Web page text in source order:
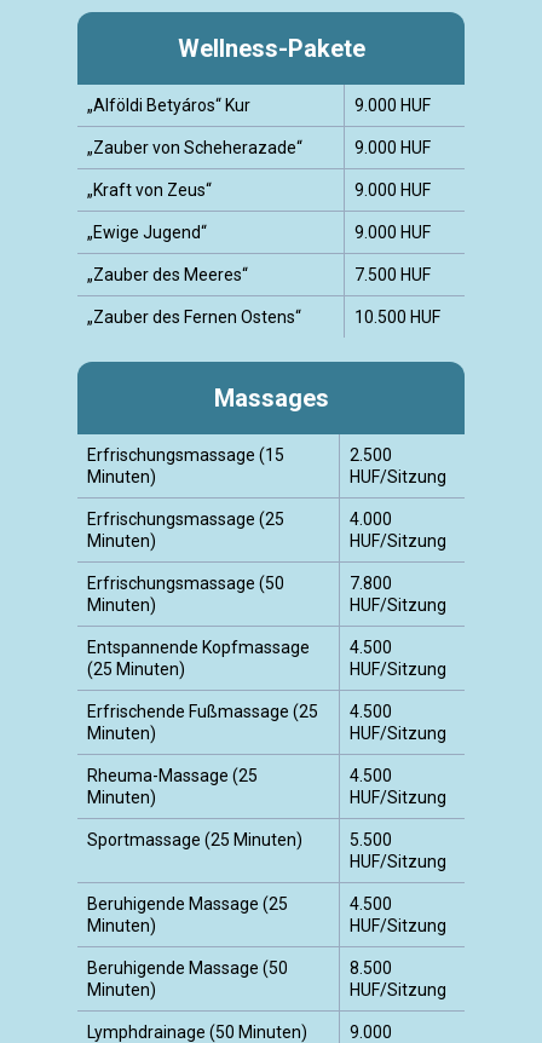
Wellness-Pakete
„Alföldi Betyáros“ Kur 9.000 HUF
„Zauber von Scheherazade“ 9.000 HUF
„Kraft von Zeus“ 9.000 HUF
„Ewige Jugend“ 9.000 HUF
„Zauber des Meeres“ 7.500 HUF
„Zauber des Fernen Ostens“ 10.500 HUF
Massages
Erfrischungsmassage (15
Minuten)
2.500
HUF/Sitzung
Erfrischungsmassage (25
Minuten)
4.000
HUF/Sitzung
Erfrischungsmassage (50
Minuten)
7.800
HUF/Sitzung
Entspannende Kopfmassage
(25 Minuten)
4.500
HUF/Sitzung
Erfrischende Fußmassage (25
Minuten)
4.500
HUF/Sitzung
Rheuma-Massage (25
Minuten)
4.500
HUF/Sitzung
Sportmassage (25 Minuten)
5.500
HUF/Sitzung
Beruhigende Massage (25
Minuten)
4.500
HUF/Sitzung
Beruhigende Massage (50
Minuten)
8.500
HUF/Sitzung
Lymphdrainage (50 Minuten)
9.000